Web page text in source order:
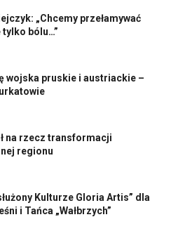
„Chcemy przełamywać
tylko bólu…”
wojska pruskie i austriackie –
na rzecz transformacji
regionu
Kulturze Gloria Artis” dla
i Tańca „Wałbrzych”